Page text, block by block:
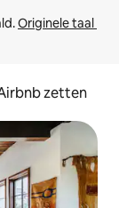
Originele taal
zetten